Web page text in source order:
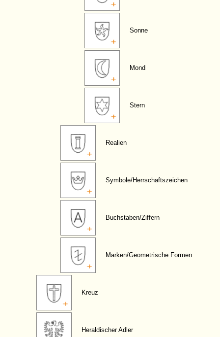
Sonne
Mond
Stern
Realien
Symbole/Herrschaftszeichen
Buchstaben/Ziffern
Marken/Geometrische Formen
Kreuz
Heraldischer Adler